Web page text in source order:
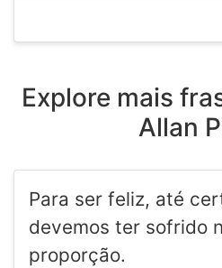
Explore mais
Allan
Para ser feliz, até
devemos ter sofrido
proporção.